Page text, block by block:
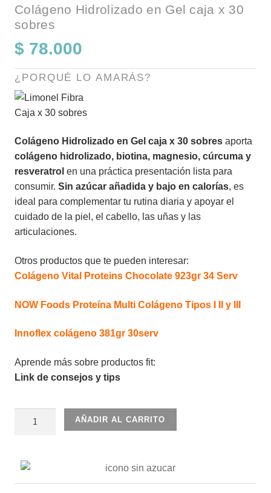
Colágeno Hidrolizado en Gel caja x 30
sobres
$ 78.000
¿PORQUÉ LO AMARÁS?
Colágeno Hidrolizado en Gel caja x 30 sobres aporta
colágeno hidrolizado, biotina, magnesio, cúrcuma y
resveratrol en una práctica presentación lista para
consumir. Sin azúcar añadida y bajo en calorías, es
ideal para complementar tu rutina diaria y apoyar el
cuidado de la piel, el cabello, las uñas y las
articulaciones.
Otros productos que te pueden interesar:
Colágeno Vital Proteins Chocolate 923gr 34 Serv
NOW Foods Proteína Multi Colágeno Tipos I II y III
Innoflex colágeno 381gr 30serv
Aprende más sobre productos fit:
Link de consejos y tips
Gel
AÑADIR AL CARRITO